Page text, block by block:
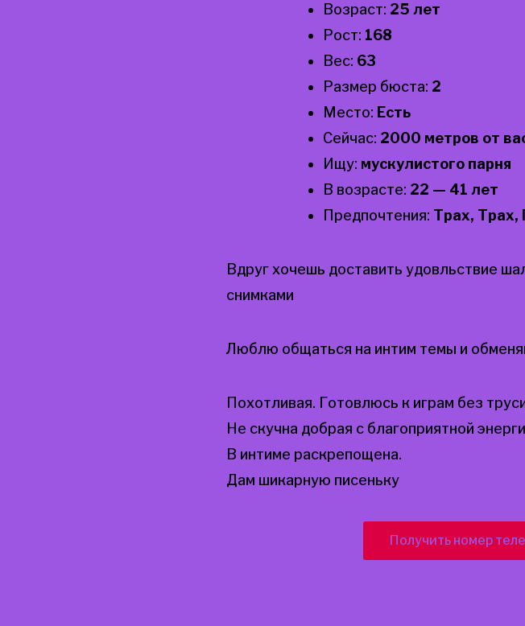
Возраст: 25 лет
Рост: 168
Вес: 63
Размер бюста: 2
Место: Есть
Сейчас: 2000 метров от
Ищу: мускулистого парня
В возрасте: 22 — 41 лет
Предпочтения: Трах, Трах,
Вдруг хочешь доставить удовльствие
снимками
Люблю общаться на интим темы и
Похотливая. Готовлюсь к играм без
Не скучна добрая с благоприятной
В интиме раскрепощена.
Дам шикарную писеньку
Получить номер